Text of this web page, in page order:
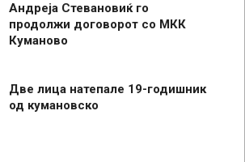
Андреја Стевановиќ го
продолжи договорот со МКК
Куманово
Две лица натепале 19-годишник
од кумановско